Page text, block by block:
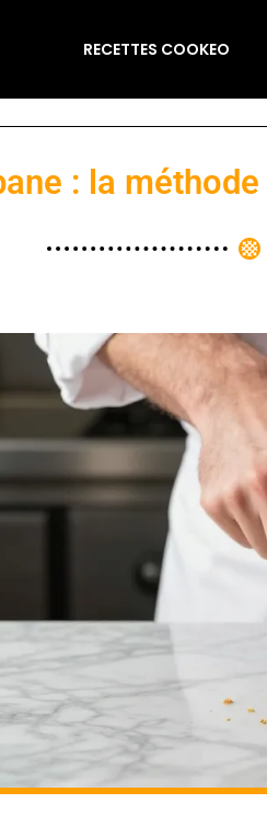
RECETTES COOKEO
: la